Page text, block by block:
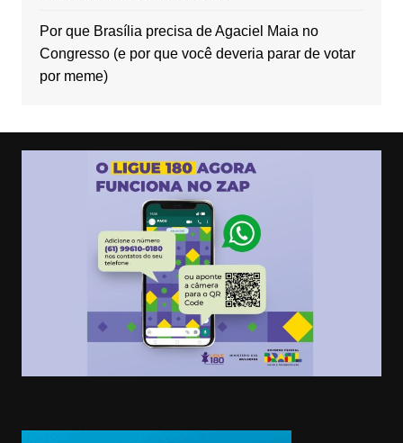
Por que Brasília precisa de Agaciel Maia no
Congresso (e por que você deveria parar de votar
por meme)